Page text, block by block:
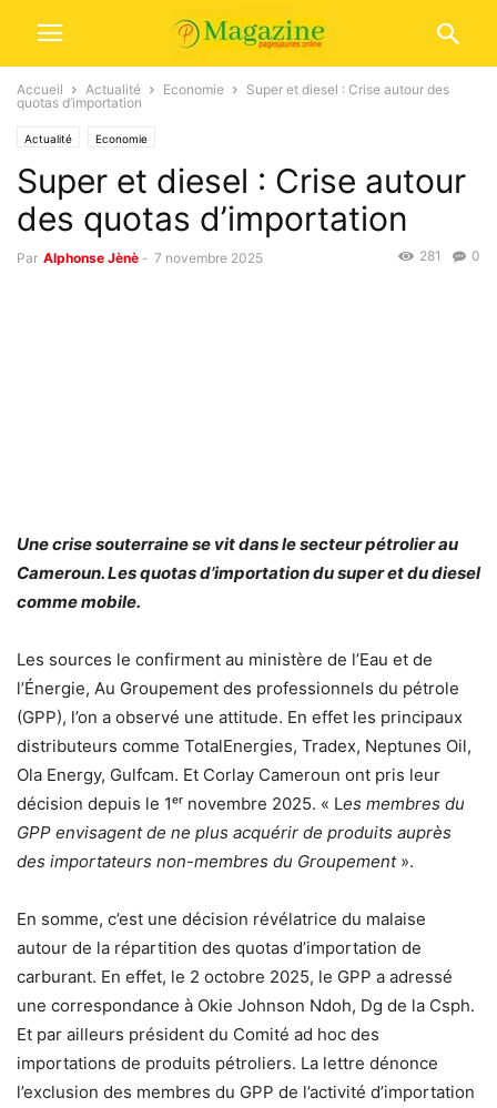
Accueil Actualité Economie
Super et diesel : Crise autour des
quotas d’importation
Actualité Economie
Super et diesel : Crise autour
des quotas d’importation
Par Alphonse Jènè - 7 novembre 2025 0
281
Une crise souterraine se vit dans le secteur pétrolier au
Cameroun. Les quotas d’importation du super et du diesel
comme mobile.
Les sources le confirment au ministère de l’Eau et de
l’Énergie, Au Groupement des professionnels du pétrole
(GPP), l’on a observé une attitude. En effet les principaux
distributeurs comme TotalEnergies, Tradex, Neptunes Oil,
Ola Energy, Gulfcam. Et Corlay Cameroun ont pris leur
décision depuis le 1ᵉʳ novembre 2025. « Les membres du
GPP envisagent de ne plus acquérir de produits auprès
des importateurs non-membres du Groupement».
En somme, c’est une décision révélatrice du malaise
autour de la répartition des quotas d’importation de
carburant. En effet, le 2 octobre 2025, le GPP a adressé
une correspondance à Okie Johnson Ndoh, Dg de la Csph.
Et par ailleurs président du Comité ad hoc des
importations de produits pétroliers. La lettre dénonce
l’exclusion des membres du GPP de l’activité d’importation